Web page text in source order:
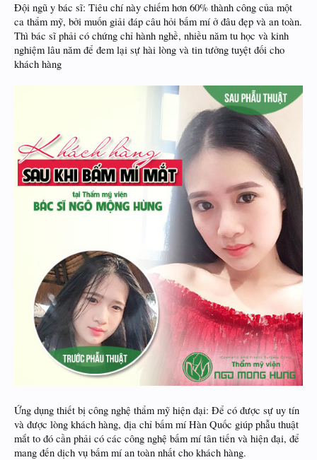
Đội ngũ y bác sĩ: Tiêu chí này chiếm hơn 60% thành công của một
ca thẩm mỹ, bởi muốn giải đáp câu hỏi bấm mí ở đâu đẹp và an toàn.
Thì bác sĩ phải có chứng chỉ hành nghề, nhiều năm tu học và kinh
nghiệm lâu năm để đem lại sự hài lòng và tin tưởng tuyệt đối cho
khách hàng
Ứng dụng thiết bị công nghệ thẩm mỹ hiện đại: Để có được sự uy tín
và được lòng khách hàng, địa chỉ bấm mí Hàn Quốc giúp phẫu thuật
mắt to đó cần phải có các công nghệ bấm mí tân tiến và hiện đại, để
mang đến dịch vụ bấm mí an toàn nhất cho khách hàng.